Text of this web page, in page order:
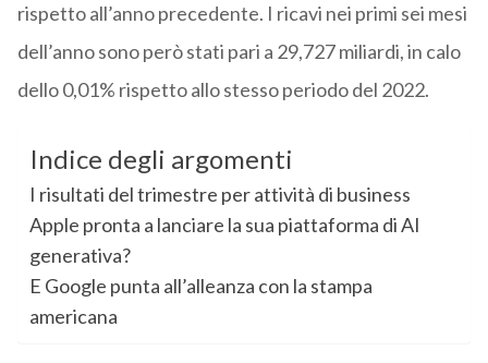
rispetto all’anno precedente. I ricavi nei primi sei mesi
dell’anno sono però stati pari a 29,727 miliardi, in calo
dello 0,01% rispetto allo stesso periodo del 2022.
Indice degli argomenti
I risultati del trimestre per attività di business
Apple pronta a lanciare la sua piattaforma di AI
generativa?
E Google punta all’alleanza con la stampa
americana